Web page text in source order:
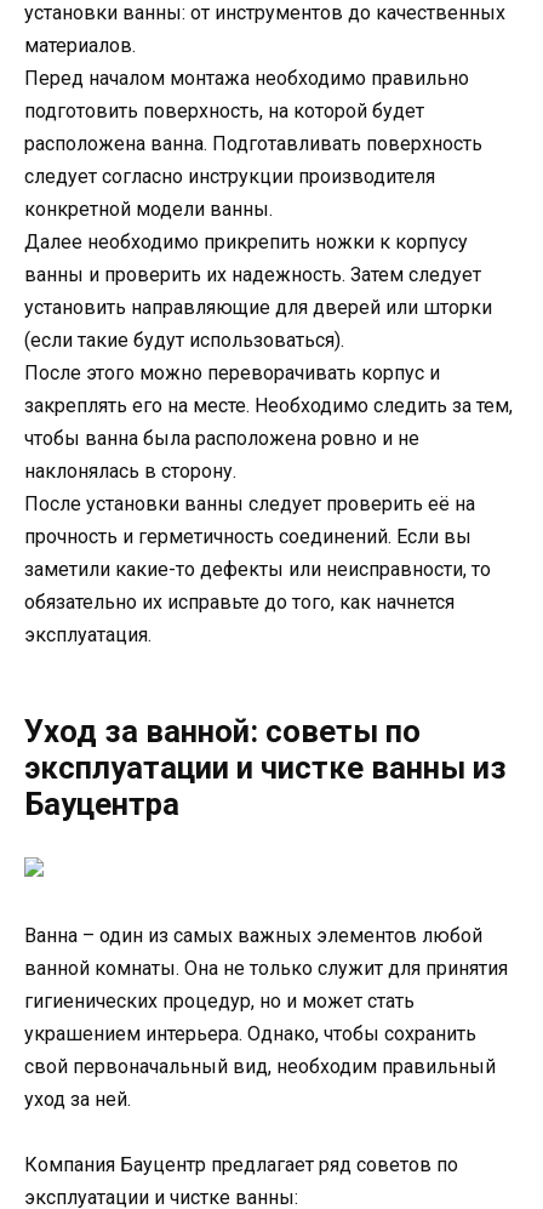
установки ванны: от инструментов до качественных
материалов.
Перед началом монтажа необходимо правильно
подготовить поверхность, на которой будет
расположена ванна. Подготавливать поверхность
следует согласно инструкции производителя
конкретной модели ванны.
Далее необходимо прикрепить ножки к корпусу
ванны и проверить их надежность. Затем следует
установить направляющие для дверей или шторки
(если такие будут использоваться).
После этого можно переворачивать корпус и
закреплять его на месте. Необходимо следить за тем,
чтобы ванна была расположена ровно и не
наклонялась в сторону.
После установки ванны следует проверить её на
прочность и герметичность соединений. Если вы
заметили какие-то дефекты или неисправности, то
обязательно их исправьте до того, как начнется
эксплуатация.
Уход за ванной: советы по
эксплуатации и чистке ванны из
Бауцентра
Ванна – один из самых важных элементов любой
ванной комнаты. Она не только служит для принятия
гигиенических процедур, но и может стать
украшением интерьера. Однако, чтобы сохранить
свой первоначальный вид, необходим правильный
уход за ней.
Компания Бауцентр предлагает ряд советов по
эксплуатации и чистке ванны: